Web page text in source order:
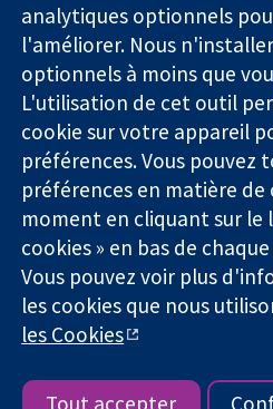
éclairées.
Une meilleure
santé.
La Collaboration Cochrane est
1045921) et une société à
03044323) enregistrée en
de TVA : GB 718 2127 49.
Copyright © 2026 The Cochrane
Conditions Générales|Mentions
confidentialité|Politique d'usage
analytiques optionnels
l'améliorer. Nous
optionnels à moins que
L'utilisation de cet outil
cookie sur votre appareil
préférences. Vous pouvez
préférences en matière
moment en cliquant sur le
cookies » en bas de
Vous pouvez voir plus
les cookies que nous
les Cookies
Tout accepter